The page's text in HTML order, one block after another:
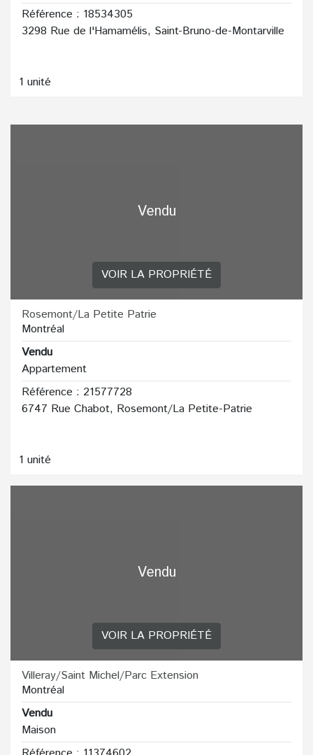
Référence : 18534305
3298 Rue de l'Hamamélis, Saint-Bruno-de-Montarville
1 unité
Vendu
VOIR LA PROPRIÉTÉ
Rosemont/La Petite Patrie
Montréal
Vendu
Appartement
Référence : 21577728
6747 Rue Chabot, Rosemont/La Petite-Patrie
1 unité
Vendu
VOIR LA PROPRIÉTÉ
Villeray/Saint Michel/Parc Extension
Montréal
Vendu
Maison